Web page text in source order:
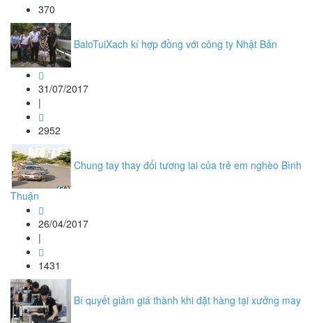
370
BaloTuiXach kí hợp đồng với công ty Nhật Bản
31/07/2017
|
2952
Chung tay thay đổi tương lai của trẻ em nghèo Bình
Thuận
26/04/2017
|
1431
Bí quyết giảm giá thành khi đặt hàng tại xưởng may